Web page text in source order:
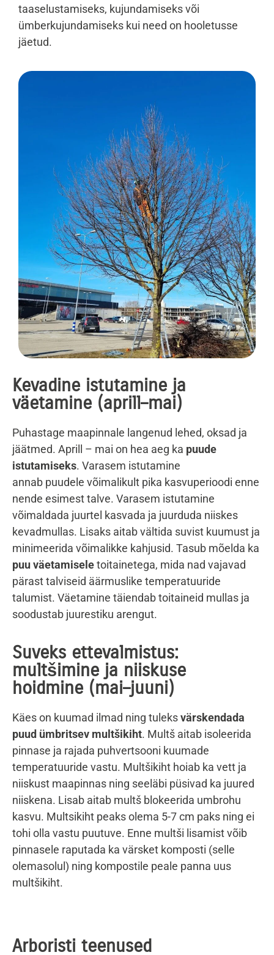
taaselustamiseks, kujundamiseks või
ümberkujundamiseks kui need on hooletusse
jäetud.
Kevadine istutamine ja
väetamine (aprill–mai)
Puhastage maapinnale langenud lehed, oksad ja
jäätmed. Aprill – mai on hea aeg ka puude
istutamiseks. Varasem istutamine
annab puudele võimalikult pika kasvuperioodi enne
nende esimest talve. Varasem istutamine
võimaldada juurtel kasvada ja juurduda niiskes
kevadmullas. Lisaks aitab vältida suvist kuumust ja
minimeerida võimalikke kahjusid. Tasub mõelda ka
puu väetamiseletoitainetega, mida nad vajavad
pärast talviseid äärmuslike temperatuuride
talumist. Väetamine täiendab toitaineid mullas ja
soodustab juurestiku arengut.
Suveks ettevalmistus:
multšimine ja niiskuse
hoidmine (mai–juuni)
Käes on kuumad ilmad ning tuleksvärskendada
puud ümbritsev multšikiht. Multš aitab isoleerida
pinnase ja rajada puhvertsooni kuumade
temperatuuride vastu. Multšikiht hoiab ka vett ja
niiskust maapinnas ning seeläbi püsivad ka juured
niiskena. Lisab aitab multš blokeerida umbrohu
kasvu. Multsikiht peaks olema 5-7 cm paks ning ei
tohi olla vastu puutuve. Enne multši lisamist võib
pinnasele raputada ka värsket komposti (selle
olemasolul) ning kompostile peale panna uus
multšikiht.
Arboristi teenused